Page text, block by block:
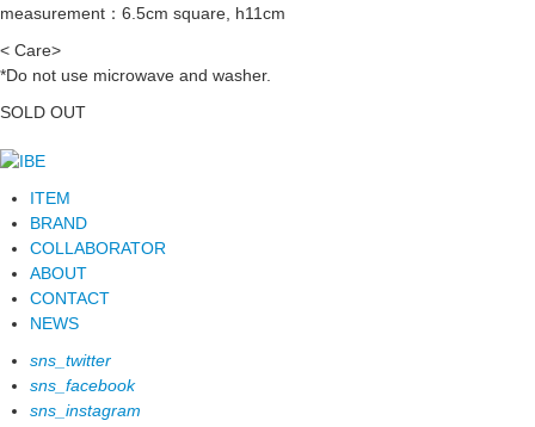
measurement：6.5cm square, h11cm
< Care>
*Do not use microwave and washer.
SOLD OUT
ITEM
BRAND
COLLABORATOR
ABOUT
CONTACT
NEWS
sns_twitter
sns_facebook
sns_instagram